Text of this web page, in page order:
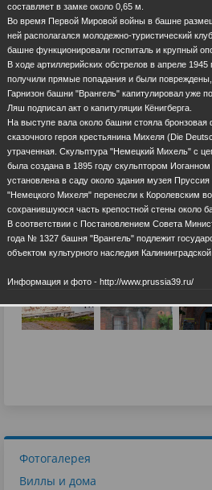
Фотогалерея
Виллы и дома
составляет в замке около 0,65 м.
Во время Первой Мировой войны в башне
ней располагался молодежно-туристический
башне функционировали госпиталь и крупный
В ходе артиллерийских обстрелов в апреле
получили прямые попадания и были
Гарнизон башни "Врангель" капитулировал уже
Ляш подписал акт о капитуляции Кёнигберга.
На выступе вала около башни стояла бронзовая
сказочного героя крестьянина Михеля (Die
утраченная. Скульптура "Немецкий Михель" с
была создана в 1895 году скульптором
установлена в саду около здания музея
"Немецкого Михеля" перенесли к Королевским
сохранившуюся часть крепостной стены около
В соответствии с Постановлением Совета
года № 1327 башня "Врангель" подлежит
объектом культурного наследия
Информация и фото - http://www.prussia39.ru/